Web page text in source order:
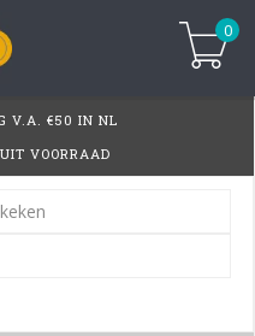
0
V.A. €50 IN NL
VOORRAAD